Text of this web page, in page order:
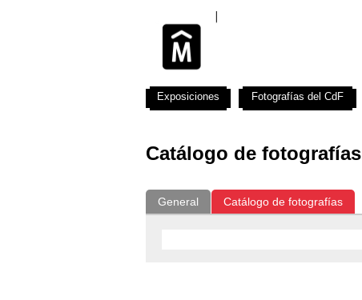
Catálogo de fotografías
General Catálogo de fotografías
Exposiciones Fotografías del CdF